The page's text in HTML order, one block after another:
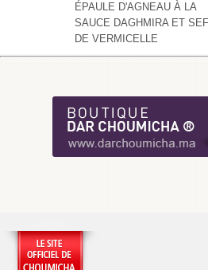
ÉPAULE D'AGNEAU À LA
SAUCE DAGHMIRA ET
DE VERMICELLE